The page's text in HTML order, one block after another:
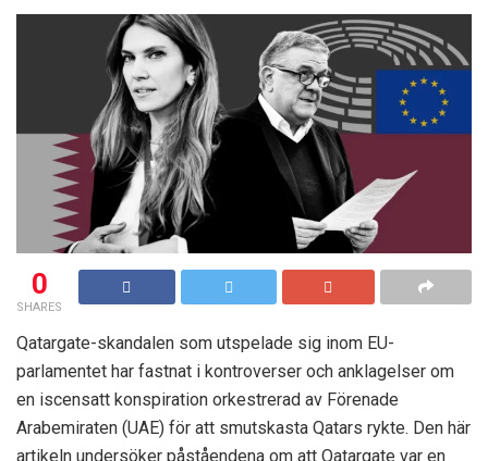
0
SHARES
Qatargate-skandalen som utspelade sig inom EU-
parlamentet har fastnat i kontroverser och anklagelser om
en iscensatt konspiration orkestrerad av Förenade
Arabemiraten (UAE) för att smutskasta Qatars rykte. Den här
artikeln undersöker påståendena om att Qatargate var en